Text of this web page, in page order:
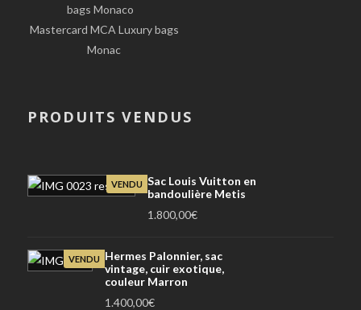
Mastercard MCA Luxury bags
Monac
PRODUITS VENDUS
VENDU Sac Louis Vuitton en
bandoulière Metis
1.800,00€
VENDU
Hermes Palonnier, sac
vintage, cuir exotique,
couleur Marron
1.400,00€